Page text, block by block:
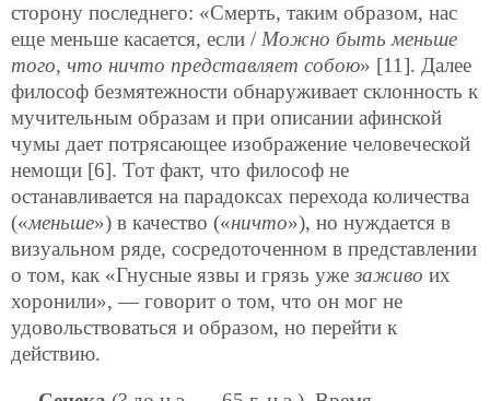
сторону последнего: «Смерть, таким образом, нас
еще меньше касается, если / Можно быть меньше
того, что ничто представляет собою» [11]. Далее
философ безмятежности обнаруживает склонность к
мучительным образам и при описании афинской
чумы дает потрясающее изображение человеческой
немощи [6]. Тот факт, что философ не
останавливается на парадоксах перехода количества
(«меньше») в качество («ничто»), но нуждается в
визуальном ряде, сосредоточенном в представлении
о том, как «Гнусные язвы и грязь уже заживо их
хоронили», — говорит о том, что он мог не
удовольствоваться и образом, но перейти к
действию.